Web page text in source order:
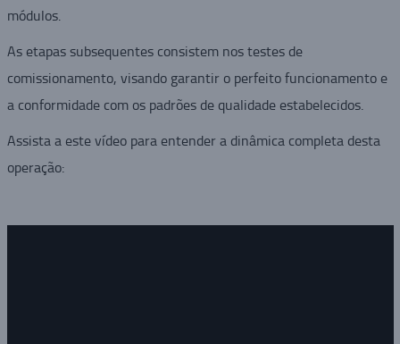
módulos.
As etapas subsequentes consistem nos testes de
comissionamento, visando garantir o perfeito funcionamento e
a conformidade com os padrões de qualidade estabelecidos.
Assista a este vídeo para entender a dinâmica completa desta
operação: